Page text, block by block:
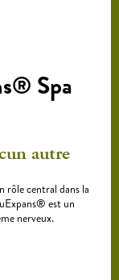
Spa
autre
rôle central dans la
est un
nerveux.